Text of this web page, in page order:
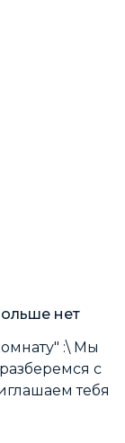
нет
:\ Мы
с
тебя